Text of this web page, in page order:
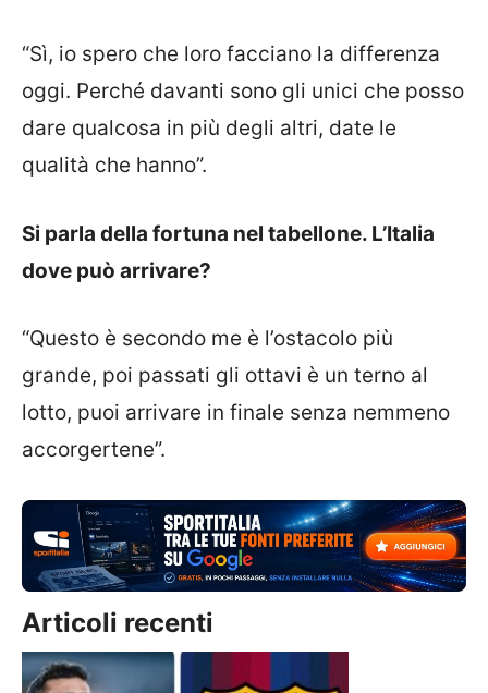
“Sì, io spero che loro facciano la differenza
oggi. Perché davanti sono gli unici che posso
dare qualcosa in più degli altri, date le
qualità che hanno”.
Si parla della fortuna nel tabellone. L’Italia
dove può arrivare?
“Questo è secondo me è l’ostacolo più
grande, poi passati gli ottavi è un terno al
lotto, puoi arrivare in finale senza nemmeno
accorgertene”.
Articoli recenti